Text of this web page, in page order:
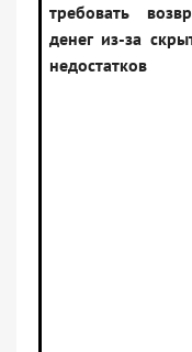
требовать
денег из-за
недостатков